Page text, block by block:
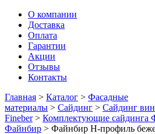
О компании
Доставка
Оплата
Гарантии
Акции
Отзывы
Контакты
Главная > Каталог > Фасадные
материалы > Сайдинг > Сайдинг
Fineber> Комплектующие сайдинга
Файнбир > Файнбир H-профиль